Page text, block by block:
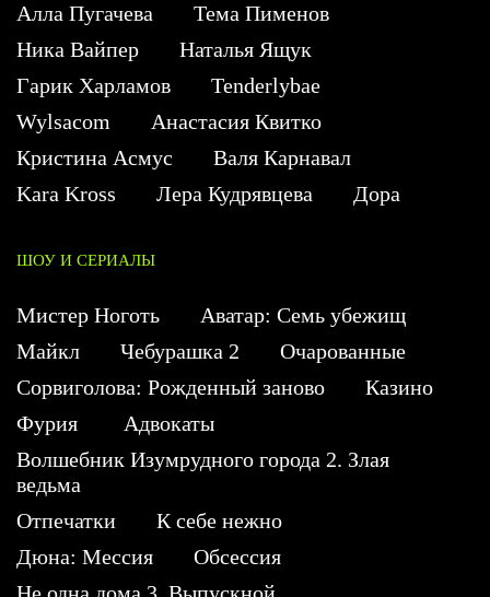
Алла Пугачева
Тема Пименов
Ника Вайпер
Наталья Ящук
Гарик Харламов
Tenderlybae
Wylsacom
Анастасия Квитко
Кристина Асмус
Валя Карнавал
Kara Kross
Лера Кудрявцева Дора
ШОУ И СЕРИАЛЫ
Мистер Ноготь
Аватар: Семь убежищ
Майкл
Чебурашка 2
Очарованные
Сорвиголова: Рожденный заново
Казино
Фурия
Адвокаты
Волшебник Изумрудного города 2. Злая
ведьма
Отпечатки
К себе нежно
Дюна: Мессия
Обсессия